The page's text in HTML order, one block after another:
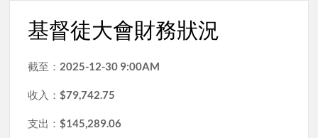
基督徒大會財務狀況
截至： 2025-12-30 9:00AM
收入：$79,742.75
支出：$145,289.06